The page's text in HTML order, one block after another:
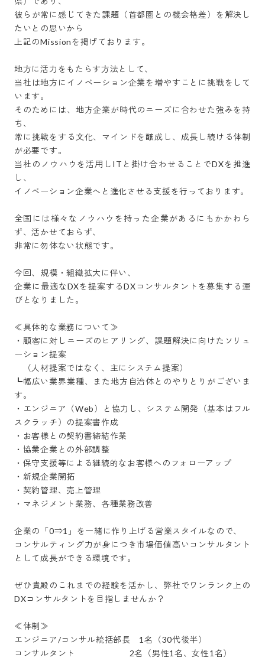
彼らが常に感じてきた課題（首都圏との機会格差）を解決し
たいとの思いから
上記のMissionを掲げております。
地方に活力をもたらす方法として、
当社は地方にイノベーション企業を増やすことに挑戦をして
います。
そのためには、地方企業が時代のニーズに合わせた強みを持
ち、
常に挑戦をする文化、マインドを醸成し、成長し続ける体制
が必要です。
当社のノウハウを活用しITと掛け合わせることでDXを推進
し、
イノベーション企業へと進化させる支援を行っております。
全国には様々なノウハウを持った企業があるにもかかわら
ず、活かせておらず、
非常に勿体ない状態です。
今回、規模・組織拡大に伴い、
企業に最適なDXを提案するDXコンサルタントを募集する運
びとなりました。
≪具体的な業務について≫
・顧客に対しニーズのヒアリング、課題解決に向けたソリュ
ーション提案
（人材提案ではなく、主にシステム提案）
┗幅広い業界業種、また地方自治体とのやりとりがございま
す。
・エンジニア（Web）と協力し、システム開発（基本はフル
スクラッチ）の提案書作成
・お客様との契約書締結作業
・協業企業との外部調整
・保守支援等による継続的なお客様へのフォローアップ
・新規企業開拓
・契約管理、売上管理
・マネジメント業務、各種業務改善
企業の「0⇒1」を一緒に作り上げる営業スタイルなので、
コンサルティング力が身につき市場価値高いコンサルタント
として成長ができる環境です。
ぜひ貴殿のこれまでの経験を活かし、弊社でワンランク上の
DXコンサルタントを目指しませんか？
≪体制≫
エンジニア/コンサル統括部長　1名（30代後半）
コンサルタント　　　　　　 2名（男性1名、女性1名）